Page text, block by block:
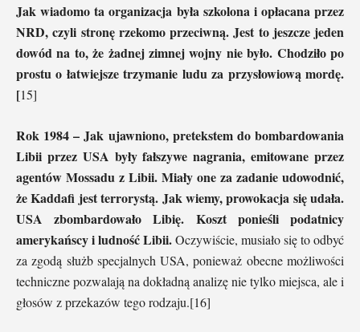
Jak wiadomo ta organizacja była szkolona i opłacana przez
NRD, czyli stronę rzekomo przeciwną. Jest to jeszcze jeden
dowód na to, że żadnej zimnej wojny nie było. Chodziło po
prostu o łatwiejsze trzymanie ludu za przysłowiową mordę.
[15]
Rok 1984 – Jak ujawniono, pretekstem do bombardowania
Libii przez USA były fałszywe nagrania, emitowane przez
agentów Mossadu z Libii. Miały one za zadanie udowodnić,
że Kaddafi jest terrorystą. Jak wiemy, prowokacja się udała.
USA zbombardowało Libię. Koszt ponieśli podatnicy
amerykańscy i ludność Libii.Oczywiście, musiało się to odbyć
za zgodą służb specjalnych USA, ponieważ obecne możliwości
techniczne pozwalają na dokładną analizę nie tylko miejsca, ale i
głosów z przekazów tego rodzaju.[16]